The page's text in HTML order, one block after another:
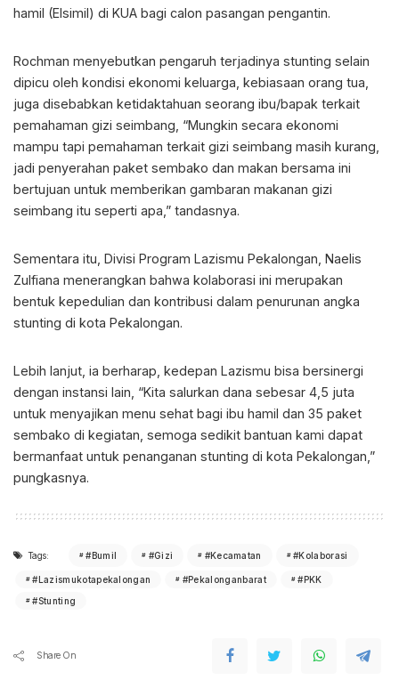
hamil (Elsimil) di KUA bagi calon pasangan pengantin.
Rochman menyebutkan pengaruh terjadinya stunting selain
dipicu oleh kondisi ekonomi keluarga, kebiasaan orang tua,
juga disebabkan ketidaktahuan seorang ibu/bapak terkait
pemahaman gizi seimbang, “Mungkin secara ekonomi
mampu tapi pemahaman terkait gizi seimbang masih kurang,
jadi penyerahan paket sembako dan makan bersama ini
bertujuan untuk memberikan gambaran makanan gizi
seimbang itu seperti apa,” tandasnya.
Sementara itu, Divisi Program Lazismu Pekalongan, Naelis
Zulfiana menerangkan bahwa kolaborasi ini merupakan
bentuk kepedulian dan kontribusi dalam penurunan angka
stunting di kota Pekalongan.
Lebih lanjut, ia berharap, kedepan Lazismu bisa bersinergi
dengan instansi lain, “Kita salurkan dana sebesar 4,5 juta
untuk menyajikan menu sehat bagi ibu hamil dan 35 paket
sembako di kegiatan, semoga sedikit bantuan kami dapat
bermanfaat untuk penanganan stunting di kota Pekalongan,”
pungkasnya.
Tags: #Bumil #Gizi #Kecamatan #Kolaborasi
#Lazismukotapekalongan #Pekalonganbarat
#PKK
#Stunting
Share On